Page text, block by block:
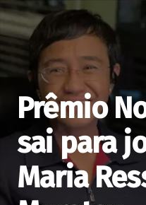
Prêmio
sai para
Maria